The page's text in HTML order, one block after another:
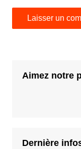
Aimez notre
Dernière